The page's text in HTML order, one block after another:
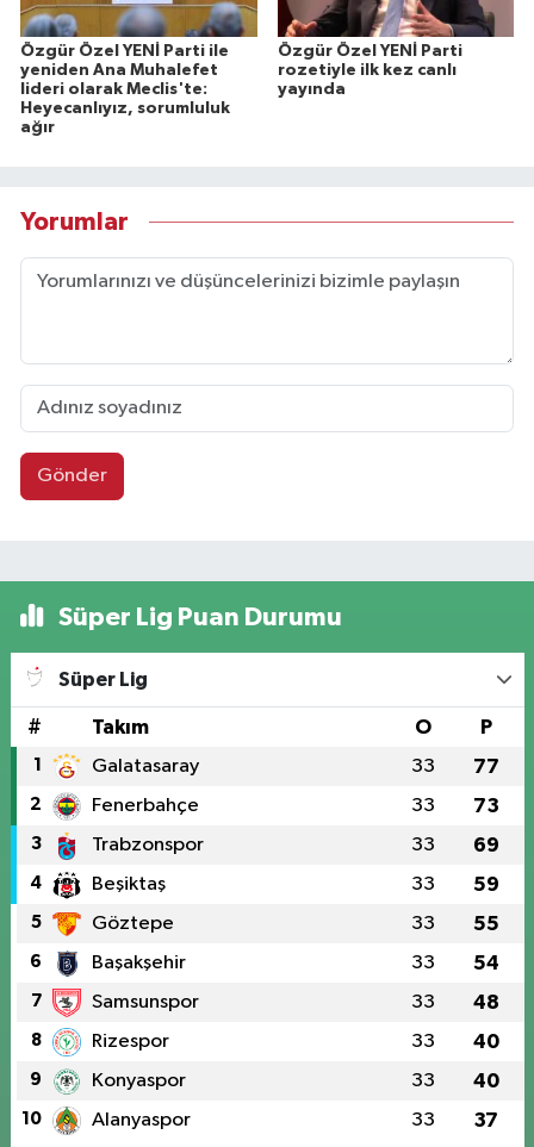
Özgür Özel YENİ Parti ile
yeniden Ana Muhalefet
lideri olarak Meclis'te:
Heyecanlıyız, sorumluluk
ağır
Özgür Özel YENİ Parti
rozetiyle ilk kez canlı
yayında
Yorumlar
Gönder
Süper Lig Puan Durumu
Süper Lig
# Takım O P
1 Galatasaray 33 77
2 Fenerbahçe 33 73
3 Trabzonspor 33 69
4 Beşiktaş 33 59
5 Göztepe 33 55
6 Başakşehir 33 54
7 Samsunspor 33 48
8 Rizespor 33 40
9 Konyaspor 33 40
10 Alanyaspor 33 37